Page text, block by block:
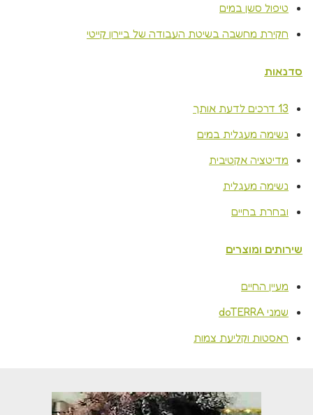
טיפול סשן במים
חקירת מחשבה בשיטת העבודה של ביירון קייטי
סדנאות
13 דרכים לדעת אותך
נשימה מעגלית במים
מדיטציה אקטיבית
נשימה מעגלית
ובחרת בחיים
שירותים ומוצרים
מעיין החיים
שמני doTERRA
ראסטות וקליעת צמות